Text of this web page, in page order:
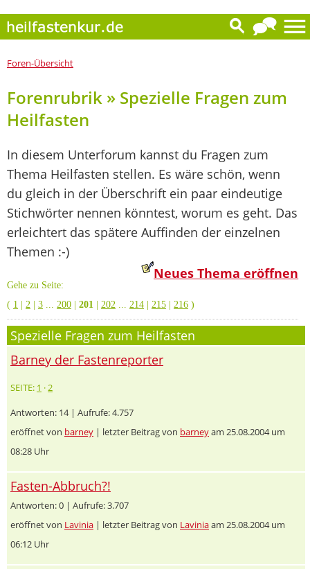
Foren-Übersicht
Forenrubrik » Spezielle Fragen zum
Heilfasten
In diesem Unterforum kannst du Fragen zum
Thema Heilfasten stellen. Es wäre schön, wenn
du gleich in der Überschrift ein paar eindeutige
Stichwörter nennen könntest, worum es geht. Das
erleichtert das spätere Auffinden der einzelnen
Themen :-)
Neues Thema eröffnen
Gehe zu Seite:
( 1 2 3 200 201 202 214 215 216 )
Spezielle Fragen zum Heilfasten
Barney der Fastenreporter
SEITE: 1 ·2
Antworten: 14 | Aufrufe: 4.757
eröffnet von barney | letzter Beitrag von barneyam 25.08.2004 um
08:28 Uhr
Fasten-Abbruch?!
Antworten: 0 | Aufrufe: 3.707
eröffnet von Lavinia | letzter Beitrag von Laviniaam 25.08.2004 um
06:12 Uhr